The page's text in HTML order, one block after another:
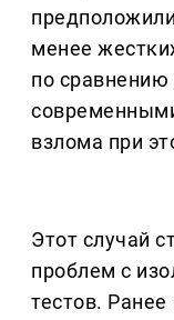
менее
по
взлома при
Этот случай
проблем с
тестов.